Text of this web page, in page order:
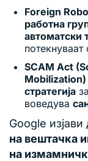
Foreign
работна
автоматски
потекнуваат
SCAM Act
Mobilization)
стратегија
воведува
Google изјави
на вештачка
на